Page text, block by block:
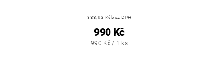
883,93 Kč bez DPH
990 Kč
990 Kč / 1 ks